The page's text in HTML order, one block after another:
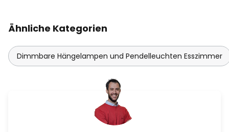
Ähnliche Kategorien
Dimmbare Hängelampen und Pendelleuchten Esszimmer